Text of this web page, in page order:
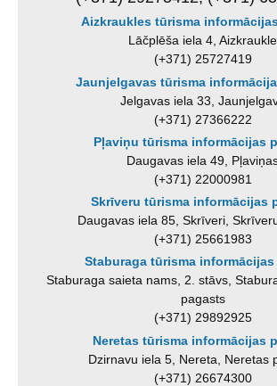
Aizkraukles tūrisma
Lāčplēša iela 4, Aizkraukle
(+371) 25727419
Jaunjelgavas tūrisma
Jelgavas iela 33,
(+371) 27366222
Pļaviņu tūrisma informācijas
Daugavas iela 49,
(+371) 22000981
Skrīveru tūrisma informācijas
Daugavas iela 85, Skrīveri,
(+371) 25661983
Staburaga tūrisma
Staburaga saieta nams, 2. stāvs,
pagasts
(+371) 29892925
Neretas tūrisma informācijas
Dzirnavu iela 5, Nereta, Neretas
(+371) 26674300